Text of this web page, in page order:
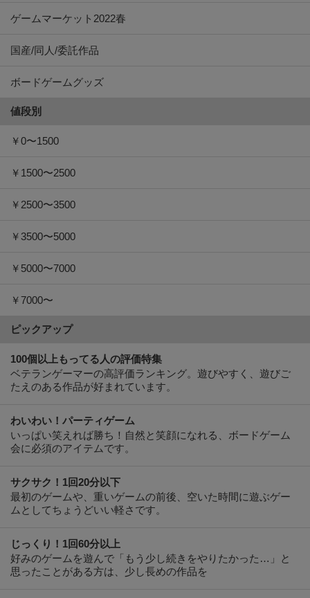
ゲームマーケット2022春
国産/同人/委託作品
ボードゲームグッズ
値段別
￥0〜1500
￥1500〜2500
￥2500〜3500
￥3500〜5000
￥5000〜7000
￥7000〜
ピックアップ
100個以上もってる人の評価特集
ベテランゲーマーの高評価ランキング。遊びやすく、遊びご
たえのある作品が好まれています。
わいわい！パーティゲーム
いっぱい笑えれば勝ち！自然と笑顔になれる、ボードゲーム
会に必須のアイテムです。
サクサク！1回20分以下
最初のゲームや、重いゲームの前後、空いた時間に遊ぶゲー
ムとしてちょうどいい軽さです。
じっくり！1回60分以上
好みのゲームを遊んで「もう少し続きをやりたかった…」と
思ったことがある方は、少し長めの作品を